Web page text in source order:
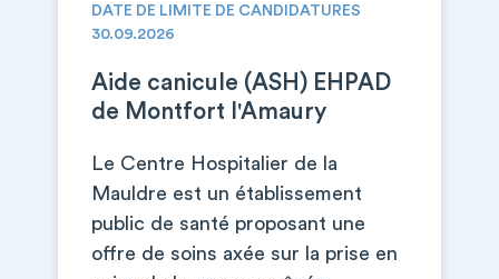
DATE DE LIMITE DE CANDIDATURES
30.09.2026
Aide canicule (ASH) EHPAD
de Montfort l'Amaury
Le Centre Hospitalier de la
Mauldre est un établissement
public de santé proposant une
offre de soins axée sur la prise en